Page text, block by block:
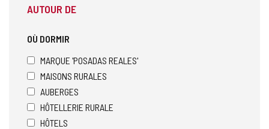
AUTOUR DE
OÙ DORMIR
MARQUE 'POSADAS REALES'
MAISONS RURALES
AUBERGES
HÔTELLERIE RURALE
HÔTELS